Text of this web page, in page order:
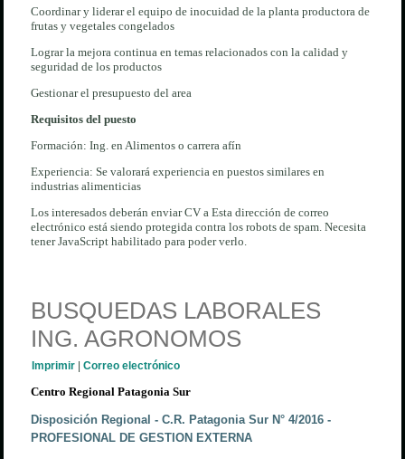
Coordinar y liderar el equipo de inocuidad de la planta productora de
frutas y vegetales congelados
Lograr la mejora continua en temas relacionados con la calidad y
seguridad de los productos
Gestionar el presupuesto del area
Requisitos del puesto
Formación: Ing. en Alimentos o carrera afín
Experiencia: Se valorará experiencia en puestos similares en
industrias alimenticias
Los interesados deberán enviar CV aEsta dirección de correo
electrónico está siendo protegida contra los robots de spam. Necesita
tener JavaScript habilitado para poder verlo.
BUSQUEDAS LABORALES
ING. AGRONOMOS
Imprimir |Correo electrónico
Centro Regional Patagonia Sur
Disposición Regional - C.R. Patagonia Sur N° 4/2016 -
PROFESIONAL DE GESTION EXTERNA